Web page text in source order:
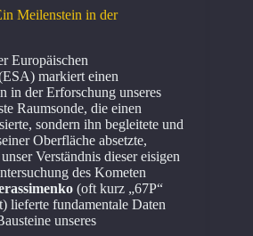
Meilenstein in der
Europäischen
markiert einen
in der Erforschung unseres
Raumsonde, die einen
sondern ihn begleitete und
Oberfläche absetzte,
Verständnis dieser eisigen
des Kometen
(oft kurz „67P“
lieferte fundamentale Daten
unseres